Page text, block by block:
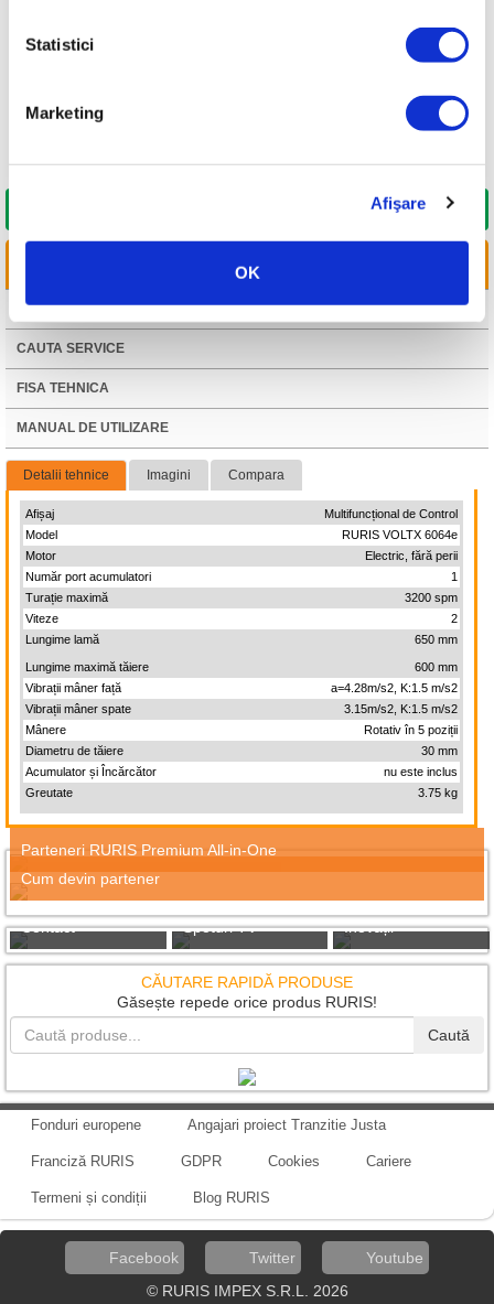
Statistici
Marketing
Afişare
OK
CAUTA DISTRIBUITOR
CAUTA SERVICE
FISA TEHNICA
MANUAL DE UTILIZARE
Detalii tehnice Imagini Compara
Afișaj
Multifuncțional de Control
Model
RURIS VOLTX 6064e
Motor
Electric, fără perii
Număr port acumulatori
1
Turație maximă
3200 spm
Viteze
2
Lungime lamă
650 mm
Lungime maximă tăiere
600 mm
Vibrații mâner față
a=4.28m/s2, K:1.5 m/s2
Vibrații mâner spate
3.15m/s2, K:1.5 m/s2
Mânere
Rotativ în 5 poziții
Diametru de tăiere
30 mm
Acumulator și Încărcător
nu este inclus
Greutate
3.75 kg
Parteneri RURIS Premium All-in-One
Cum devin partener
Contact Spoturi TV Inovații
CĂUTARE RAPIDĂ PRODUSE
Găsește repede orice produs RURIS!
Caută
Fonduri europene Angajari proiect Tranzitie Justa
Franciză RURIS GDPR Cookies Cariere
Termeni și condiții Blog RURIS
Facebook Twitter
Youtube
© RURIS IMPEX S.R.L. 2026